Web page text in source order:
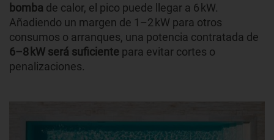
bomba de calor, el pico puede llegar a 6 kW.
Añadiendo un margen de 1–2 kW para otros
consumos o arranques, una potencia contratada de
6–8 kW será suficiente para evitar cortes o
penalizaciones.